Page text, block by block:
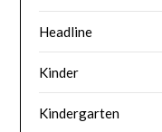
Headline
Kinder
Kindergarten